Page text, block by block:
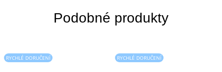
RYCHLÉ DORUČENÍ RYCHLÉ DORUČENÍ